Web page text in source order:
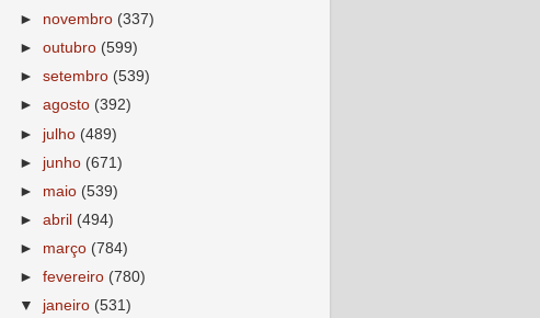
► novembro (337)
►outubro (599)
►setembro (539)
►agosto (392)
► julho (489)
► junho (671)
► maio (539)
►abril (494)
► março (784)
►fevereiro (780)
▼ janeiro (531)